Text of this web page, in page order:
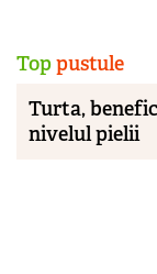
Toppustule
Turta,
nivelul pielii